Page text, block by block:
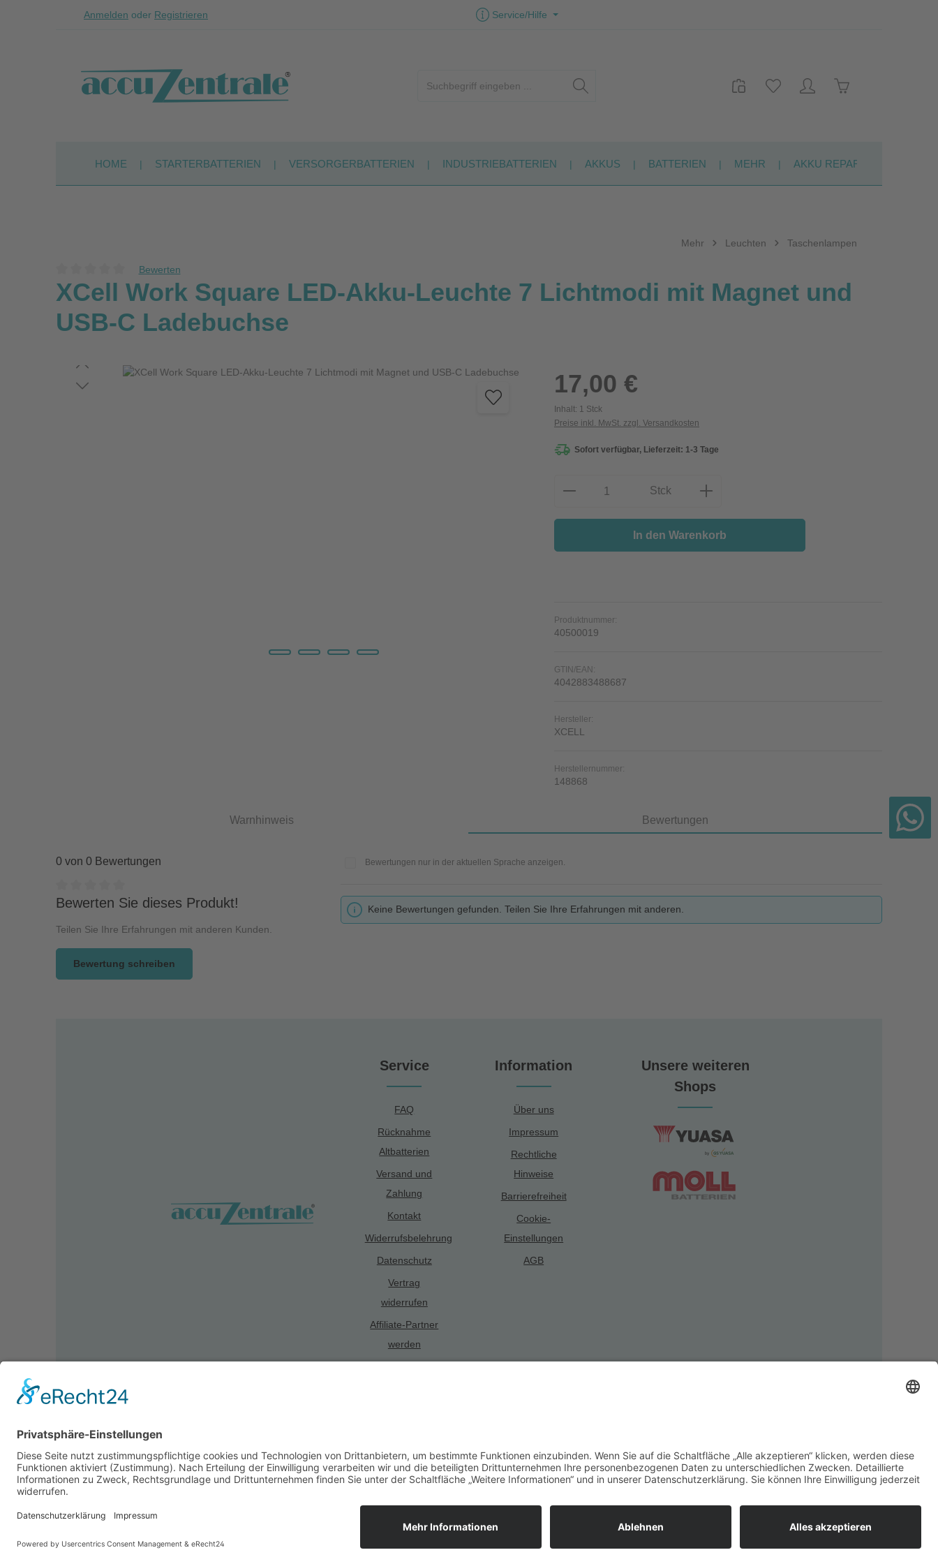
Zum Hauptinhalt springen
Zur Suche springen
Zur Hauptnavigation springen
Anmelden oder Registrieren Service/Hilfe
HOME STARTERBATTERIEN VERSORGERBATTERIEN INDUSTRIEBATTERIEN AKKUS BATTERIEN MEHR AKKU REPARATUR
Mehr Leuchten Taschenlampen
Durchschnittliche Bewertung von 0 von 5 Sternen
Bewerten
XCell Work Square LED-Akku-Leuchte 7 Lichtmodi mit Magnet und
USB-C Ladebuchse
Bildergalerie überspringen 17,00 €
Inhalt: 1 Stck
Preise inkl. MwSt. zzgl. Versandkosten
Sofort verfügbar, Lieferzeit: 1-3 Tage
Produkt Anzahl: Gib den gewünschten Wert ein
Stck
In den Warenkorb
Produktnummer:
40500019
GTIN/EAN:
4042883488687
Hersteller:
XCELL
Herstellernummer:
148868
Warnhinweis Bewertungen
0 von 0 Bewertungen
Durchschnittliche Bewertung von 0 von 5 Sternen
Bewerten Sie dieses Produkt!
Teilen Sie Ihre Erfahrungen mit anderen Kunden.
Bewertung schreiben
Bewertungen nur in der aktuellen Sprache anzeigen.
Keine Bewertungen gefunden. Teilen Sie Ihre Erfahrungen mit anderen.
Service
FAQ
Rücknahme
Altbatterien
Versand und
Zahlung
Kontakt
Widerrufsbelehrung
Datenschutz
Vertrag
widerrufen
Affiliate-Partner
werden
Information
Über uns
Impressum
Rechtliche
Hinweise
Barrierefreiheit
Cookie-
Einstellungen
AGB
Unsere weiteren
Shops